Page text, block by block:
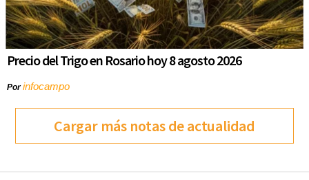
Precio del Trigo en Rosario hoy 8 agosto 2026
Porinfocampo
Cargar más notas de actualidad